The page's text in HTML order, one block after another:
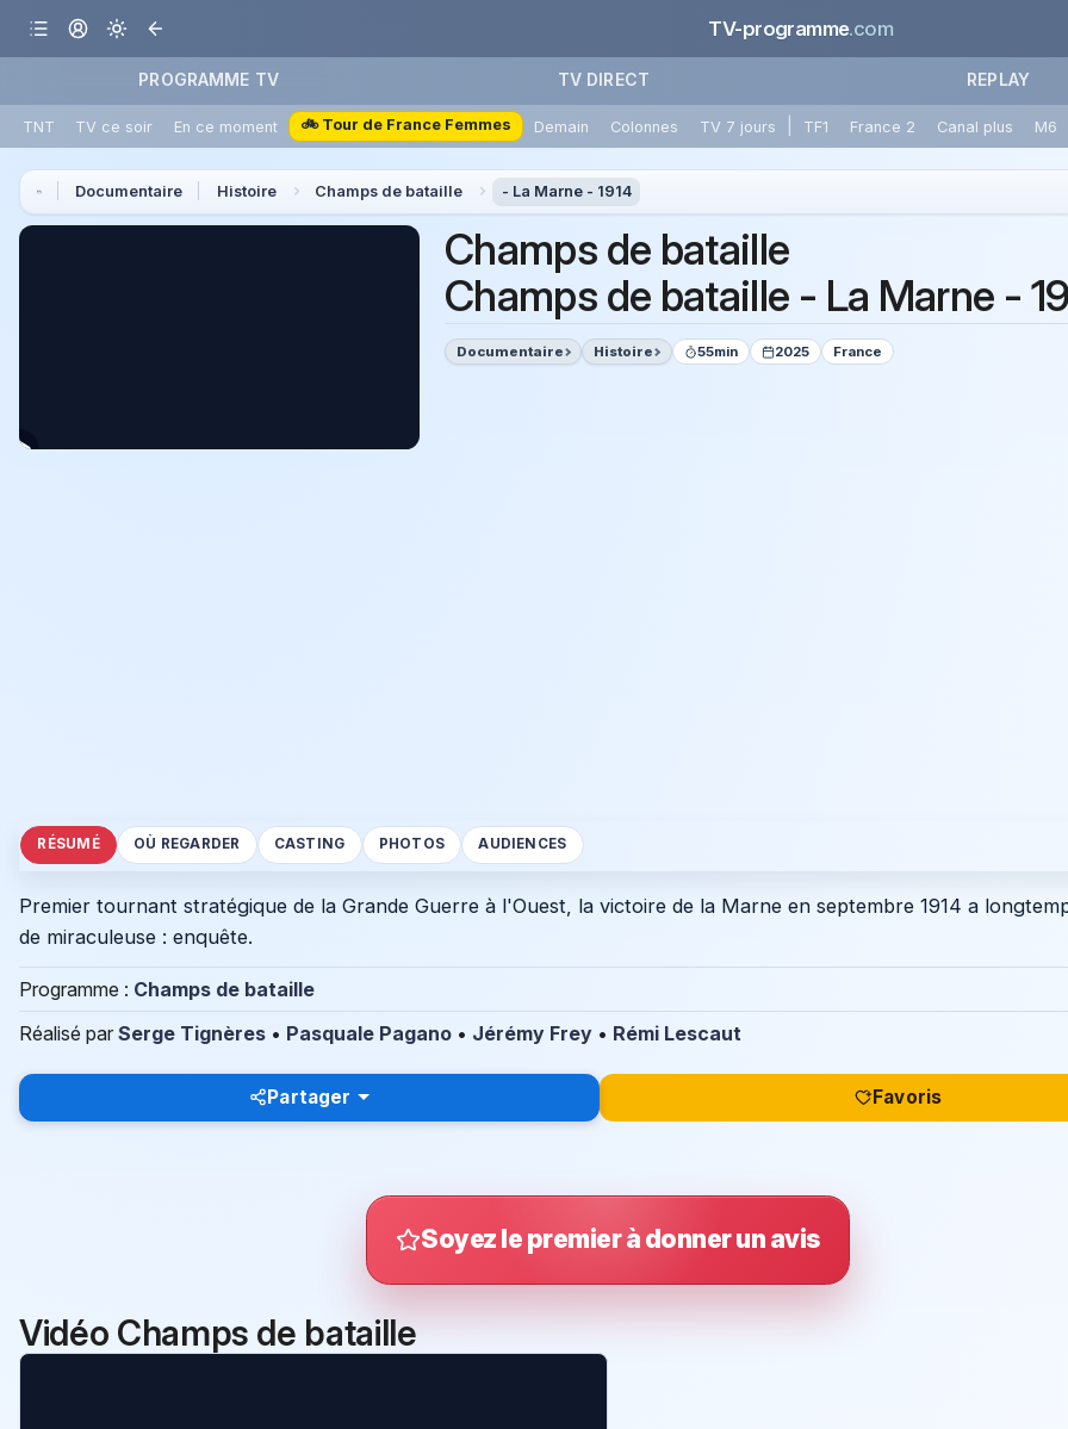
TV-programme.com
PROGRAMME TV TV DIRECT REPLAY
TNT TV ce soir En ce moment 🚲 Tour de France Femmes Demain Colonnes TV 7 jours TF1 France 2 Canal plus M6
Documentaire Histoire Champs de bataille - La Marne - 1914
Champs de bataille
Champs de bataille - La Marne -
Documentaire Histoire 55min 2025 France
RÉSUMÉ OÙ REGARDER CASTING PHOTOS AUDIENCES
Premier tournant stratégique de la Grande Guerre à l'Ouest, la victoire de la Marne en septembre 1914 a
de miraculeuse : enquête.
Programme : Champs de bataille
Réalisé par Serge Tignères • Pasquale Pagano • Jérémy Frey • Rémi Lescaut
Partager Favoris
Soyez le premier à donner un avis
Vidéo Champs de bataille